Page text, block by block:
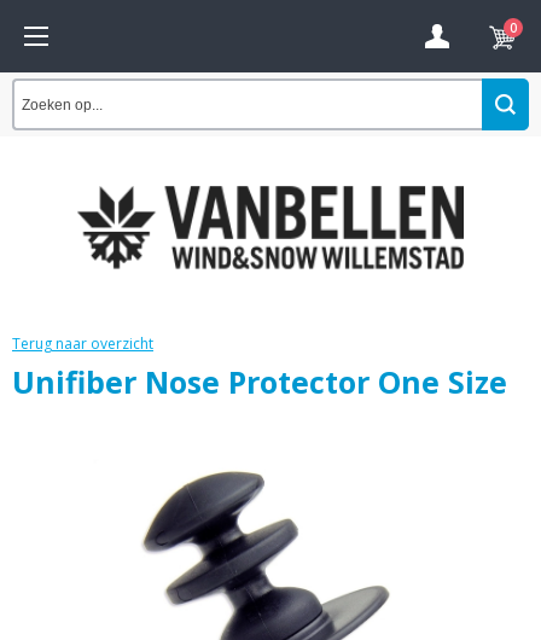
0
Terug naar overzicht
Unifiber Nose Protector One Size